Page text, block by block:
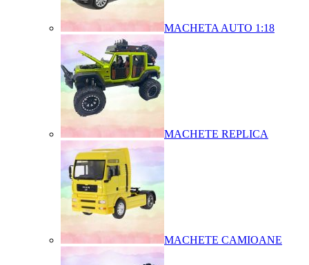
MACHETA AUTO 1:18
MACHETE REPLICA
MACHETE CAMIOANE